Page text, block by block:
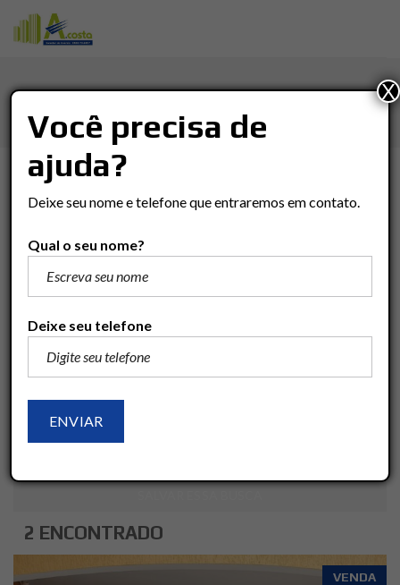
TIPO DE NEGÓCIO
TIPO DO IMÓVEL
VALOR(R$)
2 ENCONTRADO
VENDA
Você precisa de
ajuda?
Deixe seu nome e telefone que entraremos em contato.
Qual o seu nome?
Deixe seu telefone
X